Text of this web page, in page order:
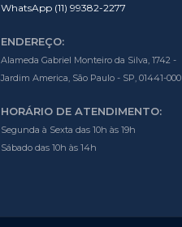
WhatsApp (11) 99382-2277
ENDEREÇO:
Alameda Gabriel Monteiro da Silva, 1742 -
Jardim America, São Paulo - SP, 01441-000
HORÁRIO DE ATENDIMENTO:
Segunda à Sexta das 10h às 19h
Sábado das 10h às 14h